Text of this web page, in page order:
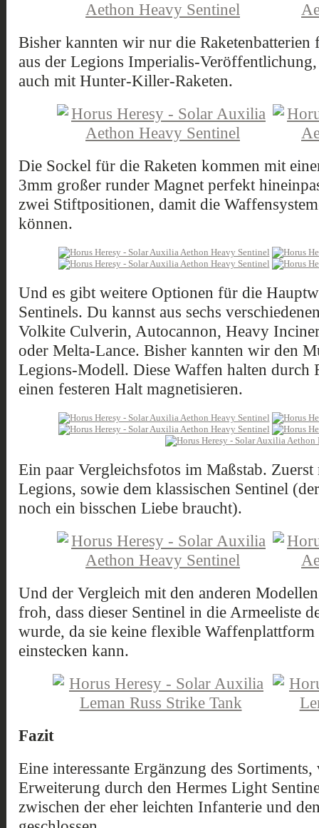
Bisher kannten wir nur die
aus der Legions Imperialis-
auch mit Hunter-Killer-Raketen.
Die Sockel für die Raketen kommen mit
3mm großer runder Magnet perfekt
zwei Stiftpositionen, damit die
können.
Und es gibt weitere Optionen für die
Sentinels. Du kannst aus sechs
Volkite Culverin, Autocannon, Heavy
oder Melta-Lance. Bisher kannten wir den
Legions-Modell. Diese Waffen halten durch
einen festeren Halt magnetisieren.
Ein paar Vergleichsfotos im Maßstab.
Legions, sowie dem klassischen Sentinel
noch ein bisschen Liebe braucht).
Und der Vergleich mit den anderen
froh, dass dieser Sentinel in die Armeeliste
wurde, da sie keine flexible Waffenplattform
einstecken kann.
Fazit
Eine interessante Ergänzung des
Erweiterung durch den Hermes Light
zwischen der eher leichten Infanterie und